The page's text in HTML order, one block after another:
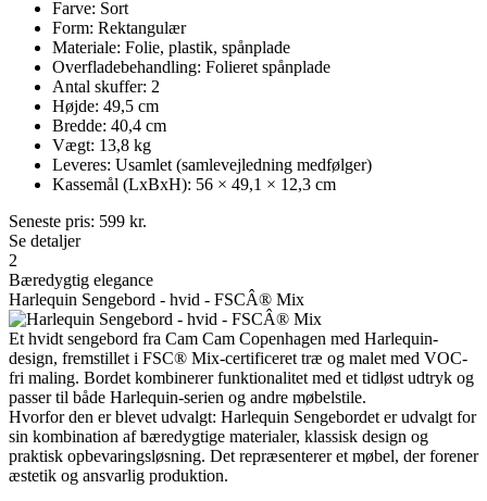
Farve: Sort
Form: Rektangulær
Materiale: Folie, plastik, spånplade
Overfladebehandling: Folieret spånplade
Antal skuffer: 2
Højde: 49,5 cm
Bredde: 40,4 cm
Vægt: 13,8 kg
Leveres: Usamlet (samlevejledning medfølger)
Kassemål (LxBxH): 56 × 49,1 × 12,3 cm
Seneste pris: 599 kr.
Se detaljer
2
Bæredygtig elegance
Harlequin Sengebord - hvid - FSCÂ® Mix
Et hvidt sengebord fra Cam Cam Copenhagen med Harlequin-
design, fremstillet i FSC® Mix-certificeret træ og malet med VOC-
fri maling. Bordet kombinerer funktionalitet med et tidløst udtryk og
passer til både Harlequin-serien og andre møbelstile.
Hvorfor den er blevet udvalgt: Harlequin Sengebordet er udvalgt for
sin kombination af bæredygtige materialer, klassisk design og
praktisk opbevaringsløsning. Det repræsenterer et møbel, der forener
æstetik og ansvarlig produktion.